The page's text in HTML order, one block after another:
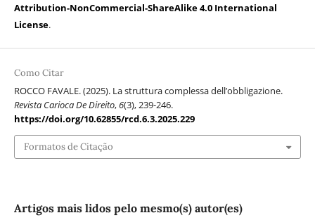
Attribution-NonCommercial-ShareAlike 4.0 International
License.
Como Citar
ROCCO FAVALE. (2025). La struttura complessa dell’obbligazione.
Revista Carioca De Direito,6(3), 239-246.
https://doi.org/10.62855/rcd.6.3.2025.229
Formatos de Citação
Artigos mais lidos pelo mesmo(s) autor(es)